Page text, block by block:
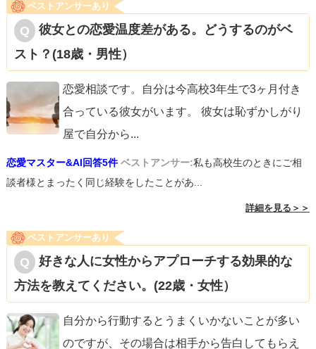
ベストアンサーあり
彼女との恋愛温度差がある。どうするのがベ
スト？(18歳・男性）
恋愛相談です。自分は今高校3年生で3ヶ月付き
合っている彼女がいます。 彼女は恥ずかしがり
屋で自分から...
恋愛マスター&AI回答5件 ベストアンサー:私も高校生のときにご相
談者様とまったく同じ経験をしたことがあ...
詳細を見る＞＞
ベストアンサーあり
好きな人に女性からアプローチする効果的な
方法を教えてください。(22歳・女性）
自分から行動するとうまくいかないことが多い
のですが、その場合は相手から告白してもらえ